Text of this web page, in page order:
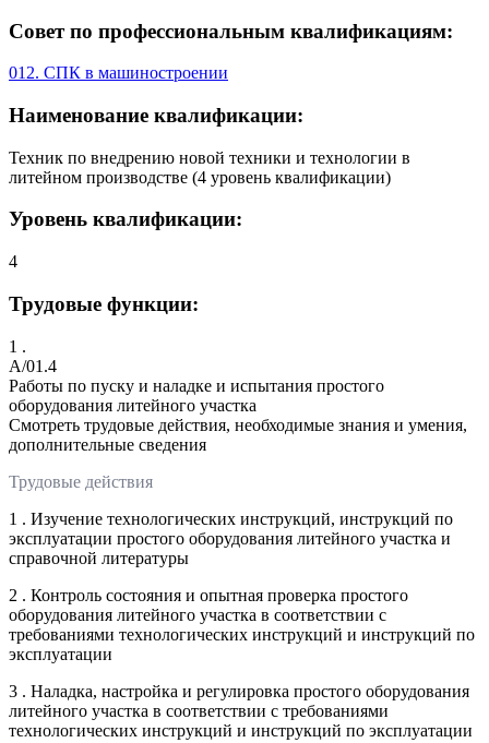
Совет по профессиональным квалификациям:
012. СПК в машиностроении
Наименование квалификации:
Техник по внедрению новой техники и технологии в
литейном производстве (4 уровень квалификации)
Уровень квалификации:
4
Трудовые функции:
1 .
A/01.4
Работы по пуску и наладке и испытания простого
оборудования литейного участка
Смотреть трудовые действия, необходимые знания и умения,
дополнительные сведения
Трудовые действия
1 . Изучение технологических инструкций, инструкций по
эксплуатации простого оборудования литейного участка и
справочной литературы
2 . Контроль состояния и опытная проверка простого
оборудования литейного участка в соответствии с
требованиями технологических инструкций и инструкций по
эксплуатации
3 . Наладка, настройка и регулировка простого оборудования
литейного участка в соответствии с требованиями
технологических инструкций и инструкций по эксплуатации